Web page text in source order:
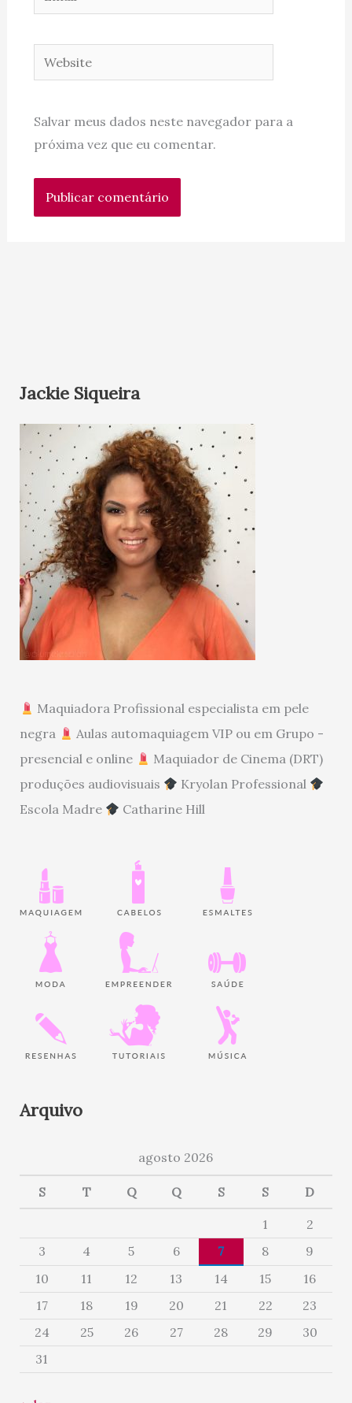
Website
Salvar meus dados neste navegador para a
próxima vez que eu comentar.
Jackie Siqueira
Maquiadora Profissional especialista em pele
negra
Aulas automaquiagem VIP ou em Grupo -
presencial e online
Maquiador de Cinema (DRT)
produções audiovisuais
Kryolan Professional
Escola Madre
Catharine Hill
Arquivo
agosto 2026
S T Q Q S S D
1
2
3
4 5 6 7 8
9
10
11 12 13 14 15
16
17
18 19 20 21 22
23
24
25 26 27 28 29
30
31